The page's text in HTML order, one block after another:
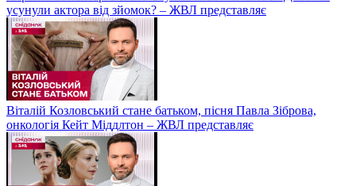
усунули актора від зйомок? – ЖВЛ представляє
Віталій Козловський стане батьком, пісня Павла Зіброва,
онкологія Кейт Міддлтон – ЖВЛ представляє